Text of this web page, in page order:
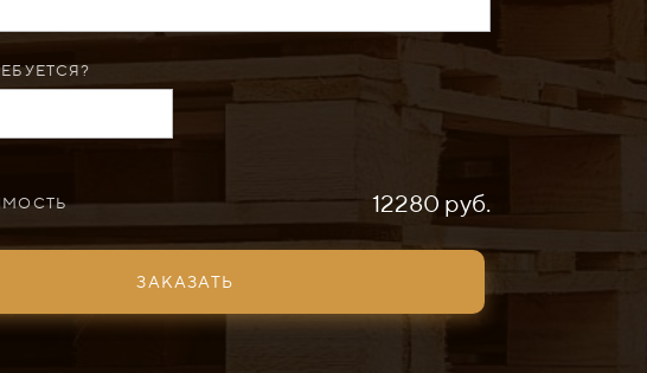
12280 руб.
ЗАКАЗАТЬ